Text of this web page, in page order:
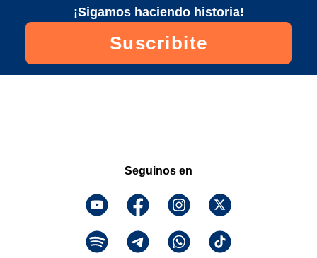
¡Sigamos haciendo historia!
Suscribite
Seguinos en